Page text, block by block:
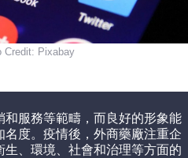
Credit: Pixabay
和服務等範疇，而良好的形象能
度。疫情後，外商藥廠注重企
、環境、社會和治理等方面的